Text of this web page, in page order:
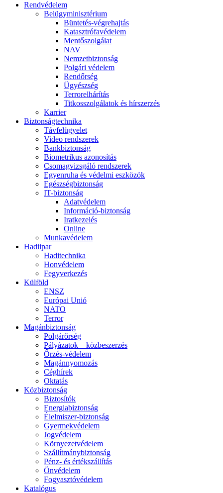
Rendvédelem
Belügyminisztérium
Büntetés-végrehajtás
Katasztrófavédelem
Mentőszolgálat
NAV
Nemzetbiztonság
Polgári védelem
Rendőrség
Ügyészség
Terrorelhárítás
Titkosszolgálatok és hírszerzés
Karrier
Biztonságtechnika
Távfelügyelet
Video rendszerek
Bankbiztonság
Biometrikus azonosítás
Csomagvizsgáló rendszerek
Egyenruha és védelmi eszközök
Egészségbiztonság
IT-biztonság
Adatvédelem
Információ-biztonság
Iratkezelés
Online
Munkavédelem
Hadiipar
Haditechnika
Honvédelem
Fegyverkezés
Külföld
ENSZ
Európai Unió
NATO
Terror
Magánbiztonság
Polgárőrség
Pályázatok – közbeszerzés
Őrzés-védelem
Magánnyomozás
Céghírek
Oktatás
Közbiztonság
Biztosítók
Energiabiztonság
Élelmiszer-biztonság
Gyermekvédelem
Jogvédelem
Környezetvédelem
Szállítmánybiztonság
Pénz- és értékszállítás
Önvédelem
Fogyasztóvédelem
Katalógus